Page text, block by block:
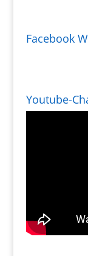
Facebook
Youtube-